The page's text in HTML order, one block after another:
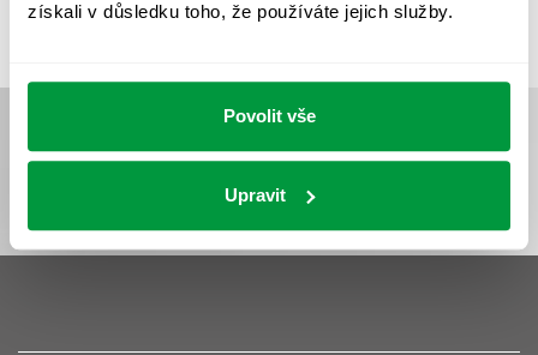
získali v důsledku toho, že používáte jejich služby.
Povolit vše
Upravit